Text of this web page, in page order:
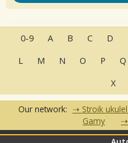
0-9 A B C D
L
M N O P Q
X
Our network: Stroik
Gamy